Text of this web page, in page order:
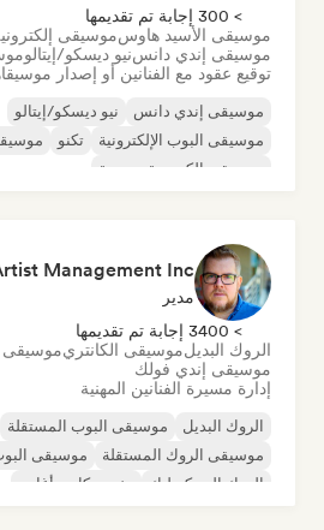
> 300 إجابة تم تقديمها
موسيقى الأسيد هاوسموسيقى
موسيقى إندي دانسنيو ديسكو/إيتالو
توقيع عقود مع الفنانين أو إصدار
موسيقى إندي دانس
نيو ديسكو/إيتالو
موسيقى البوب الإلكترونية
تكنو
موسيقى إلكترونية تجريبية
Management Inc
مدير
> 3400 إجابة تم تقديمها
الروك البديلموسيقى الكانتري
موسيقى إندي فولك
إدارة مسيرة الفنانين المهنية
الروك البديل
موسيقى البوب المستقلة
موسيقى الروك المستقلة
موسيقى
الروك السيكديليك
مغني وكاتب أغاني